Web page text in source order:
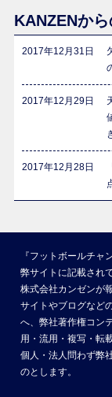
KANZENか
2017年12月31日
2017年12月29日
2017年12月28日
『フットボールチャ
弊サイトに記載され
株式会社カンゼンが
サイトやブログなど
へ、弊社著作権コン
用・流用・複写・転
個人・法人問わず弊
のとします。